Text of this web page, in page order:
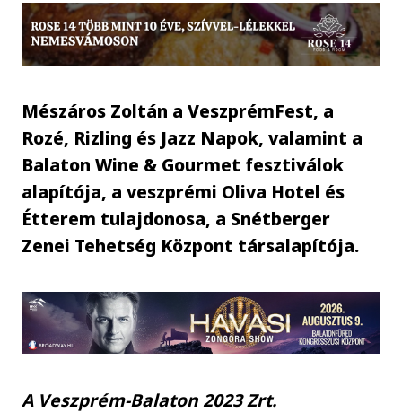
Mészáros Zoltán a VeszprémFest, a
Rozé, Rizling és Jazz Napok, valamint a
Balaton Wine & Gourmet fesztiválok
alapítója, a veszprémi Oliva Hotel és
Étterem tulajdonosa, a Snétberger
Zenei Tehetség Központ társalapítója.
A Veszprém-Balaton 2023 Zrt.